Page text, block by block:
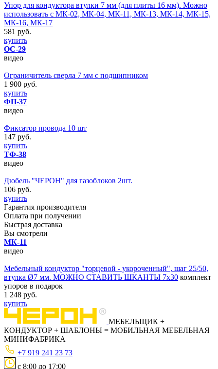
Упор для кондуктора втулки 7 мм (для плиты 16 мм). Можно
использовать с МК-02, МК-04, МК-11, МК-13, МК-14, МК-15,
МК-16, МК-17
581 руб.
купить
ОС-29
видео
Ограничитель сверла 7 мм с подшипником
1 900 руб.
купить
ФП-37
видео
Фиксатор провода 10 шт
147 руб.
купить
ТФ-38
видео
Дюбель "ЧЕРОН" для газоблоков 2шт.
106 руб.
купить
Гарантия производителя
Оплата при получении
Быстрая доставка
Вы смотрели
МК-11
видео
Мебельный кондуктор "торцевой - укороченный", шаг 25/50,
втулка Ø7 мм. МОЖНО СТАВИТЬ ШКАНТЫ 7х30 комплект
упоров в подарок
1 248 руб.
купить
МЕБЕЛЬЩИК +
КОНДУКТОР + ШАБЛОНЫ = МОБИЛЬНАЯ МЕБЕЛЬНАЯ
МИНИФАБРИКА
+7 919 241 23 73
с 8:00 до 17:00